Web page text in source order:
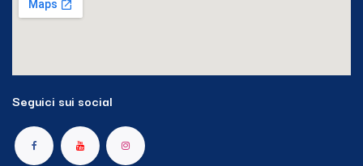
Seguici sui social